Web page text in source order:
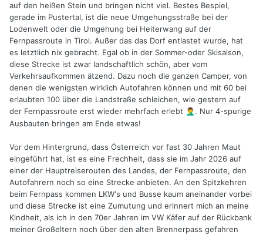
auf den heißen Stein und bringen nicht viel. Bestes Bespiel,
gerade im Pustertal, ist die neue Umgehungsstraße bei der
Lodenwelt oder die Umgehung bei Heiterwang auf der
Fernpassroute in Tirol. Außer das das Dorf entlastet wurde, hat
es letztlich nix gebracht. Egal ob in der Sommer-oder Skisaison,
diese Strecke ist zwar landschaftlich schön, aber vom
Verkehrsaufkommen ätzend. Dazu noch die ganzen Camper, von
denen die wenigsten wirklich Autofahren können und mit 60 bei
erlaubten 100 über die Landstraße schleichen, wie gestern auf
der Fernpassroute erst wieder mehrfach erlebt 🤦‍♂️ . Nur 4-spurige
Ausbauten bringen am Ende etwas!
Vor dem Hintergrund, dass Österreich vor fast 30 Jahren Maut
eingeführt hat, ist es eine Frechheit, dass sie im Jahr 2026 auf
einer der Hauptreiserouten des Landes, der Fernpassroute, den
Autofahrern noch so eine Strecke anbieten. An den Spitzkehren
beim Fernpass kommen LKW‘s und Busse kaum aneinander vorbei
und diese Strecke ist eine Zumutung und erinnert mich an meine
Kindheit, als ich in den 70er Jahren im VW Käfer auf der Rückbank
meiner Großeltern noch über den alten Brennerpass gefahren